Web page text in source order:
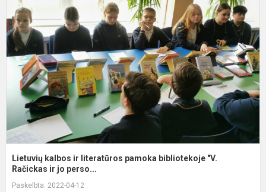
Lietuvių kalbos ir literatūros pamoka bibliotekoje "V.
Račickas ir jo perso...
Paskelbta: 2022-04-12